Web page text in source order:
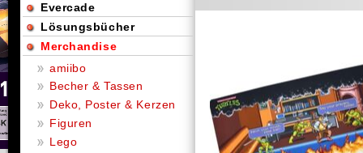
Evercade
Lösungsbücher
Merchandise
amiibo
Becher & Tassen
Deko, Poster & Kerzen
Figuren
Lego